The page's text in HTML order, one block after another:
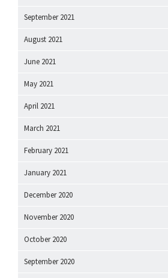
September 2021
August 2021
June 2021
May 2021
April 2021
March 2021
February 2021
January 2021
December 2020
November 2020
October 2020
September 2020